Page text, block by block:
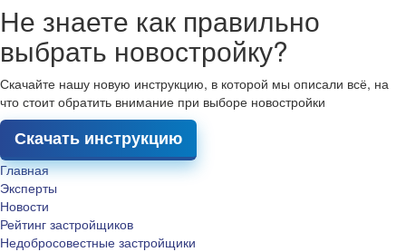
Не знаете как правильно
выбрать новостройку?
Скачайте нашу новую инструкцию, в которой мы описали всё, на
что стоит обратить внимание при выборе новостройки
Скачать инструкцию
Главная
Эксперты
Новости
Рейтинг застройщиков
Недобросовестные застройщики